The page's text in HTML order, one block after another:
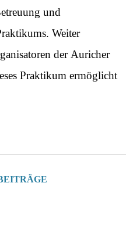
und
Weiter
der Auricher
Praktikum ermöglicht